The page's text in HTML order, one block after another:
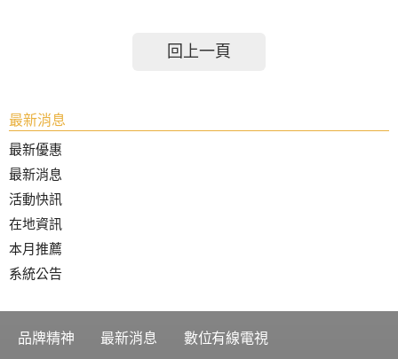
回上一頁
最新消息
最新優惠
最新消息
活動快訊
在地資訊
本月推薦
系統公告
品牌精神
最新消息
數位有線電視